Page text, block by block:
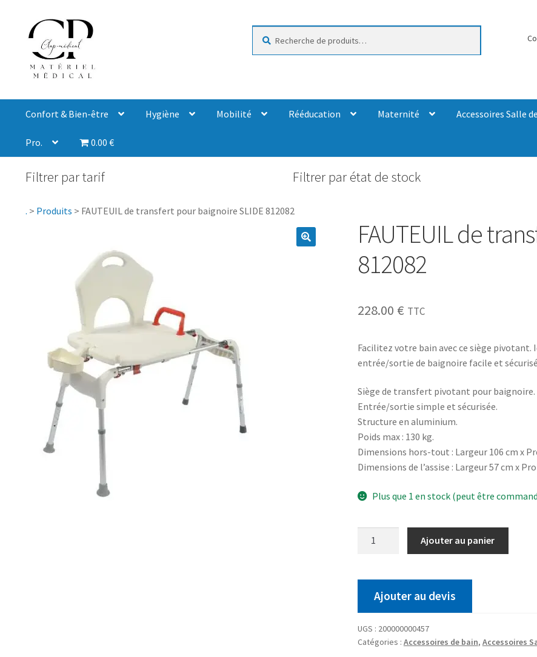
Confort & Bien-être Hygiène Mobilité Rééducation Maternité Accessoires Salle
Pro. 0.00 €
Filtrer par tarif Filtrer par état de stock
. > Produits > FAUTEUIL de transfert pour baignoire SLIDE 812082
FAUTEUIL de
812082
228.00 € TTC
Facilitez votre bain avec ce siège
entrée/sortie de baignoire facile et
Siège de transfert pivotant pour baignoire.
Entrée/sortie simple et sécurisée.
Structure en aluminium.
Poids max : 130 kg.
Dimensions hors-tout : Largeur 106 cm x
Dimensions de l’assise : Largeur 57 cm x
Plus que 1 en stock (peut être
Ajouter au panier
Ajouter au devis
UGS : 200000000457
Catégories : Accessoires de bain, Accessoires